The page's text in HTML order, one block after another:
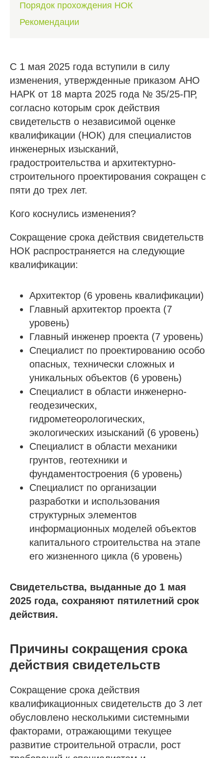
Порядок прохождения НОК
Рекомендации
С 1 мая 2025 года вступили в силу
изменения, утвержденные приказом АНО
НАРК от 18 марта 2025 года № 35/25-ПР,
согласно которым срок действия
свидетельств о независимой оценке
квалификации (НОК) для специалистов
инженерных изысканий,
градостроительства и архитектурно-
строительного проектирования сокращен с
пяти до трех лет.
Кого коснулись изменения?
Сокращение срока действия свидетельств
НОК распространяется на следующие
квалификации:
Архитектор (6 уровень квалификации)
Главный архитектор проекта (7
уровень)
Главный инженер проекта (7 уровень)
Специалист по проектированию особо
опасных, технически сложных и
уникальных объектов (6 уровень)
Специалист в области инженерно-
геодезических,
гидрометеорологических,
экологических изысканий (6 уровень)
Специалист в области механики
грунтов, геотехники и
фундаментостроения (6 уровень)
Специалист по организации
разработки и использования
структурных элементов
информационных моделей объектов
капитального строительства на этапе
его жизненного цикла (6 уровень)
Свидетельства, выданные до 1 мая
2025 года, сохраняют пятилетний срок
действия.
Причины сокращения срока
действия свидетельств
Сокращение срока действия
квалификационных свидетельств до 3 лет
обусловлено несколькими системными
факторами, отражающими текущее
развитие строительной отрасли, рост